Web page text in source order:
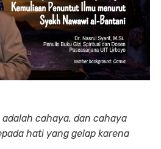
adalah cahaya, dan cahaya
hati yang gelap karena